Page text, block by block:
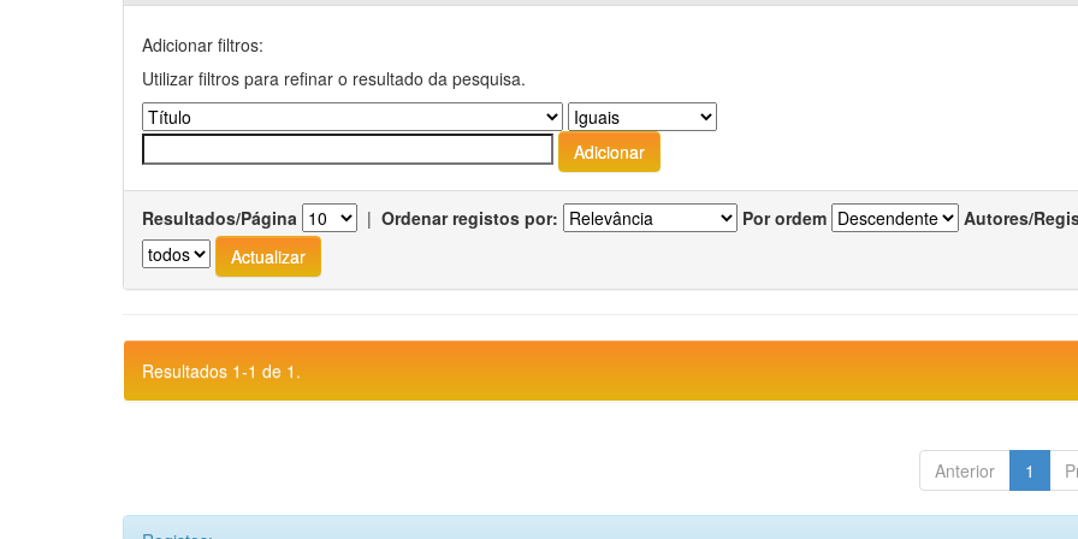
Adicionar filtros:
Utilizar filtros para refinar o resultado da pesquisa.
Resultados/Página | Ordenar registos por: Por ordem Autores/
Resultados 1-1 de 1.
Anterior 1